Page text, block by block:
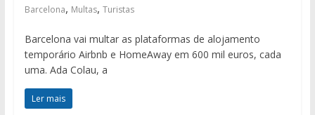
Barcelona, Multas, Turistas
Barcelona vai multar as plataformas de alojamento
temporário Airbnb e HomeAway em 600 mil euros, cada
uma. Ada Colau, a
Ler mais